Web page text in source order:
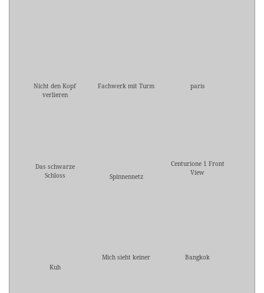
Nicht den Kopf
verlieren
Fachwerk mit Turm paris
Das schwarze
Schloss
Spinnennetz
Centurione 1 Front
View
Kuh
Mich sieht keiner Bangkok